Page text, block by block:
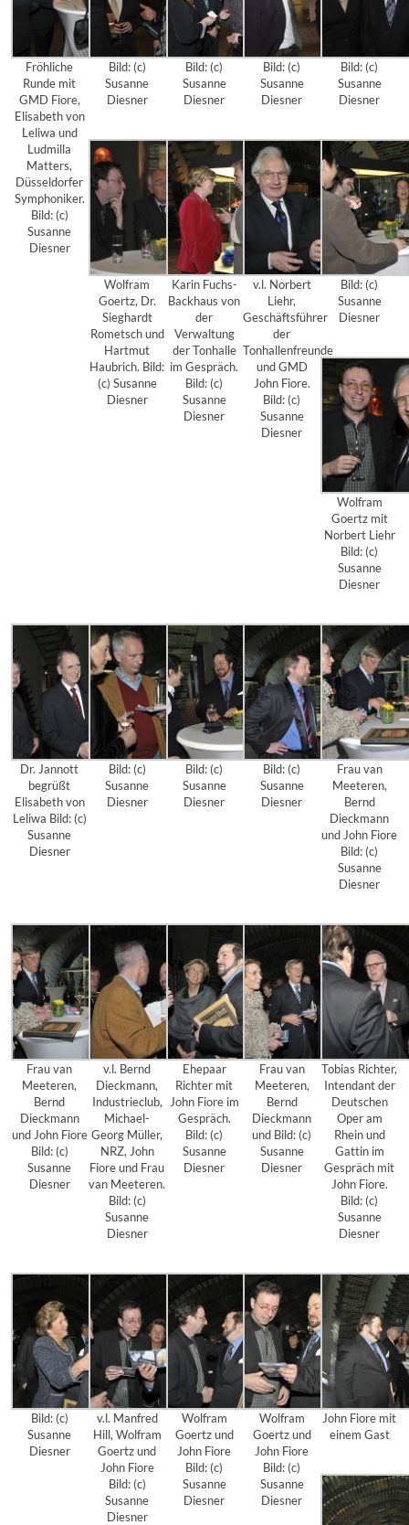
Fröhliche
Runde mit
GMD Fiore,
Elisabeth von
Leliwa und
Ludmilla
Matters,
Düsseldorfer
Symphoniker.
Bild: (c)
Susanne
Diesner
Bild: (c)
Susanne
Diesner
Bild: (c)
Susanne
Diesner
Bild: (c)
Susanne
Diesner
Bild: (c)
Susanne
Diesner
Wolfram
Goertz, Dr.
Sieghardt
Rometsch und
Hartmut
Haubrich. Bild:
(c) Susanne
Diesner
Karin Fuchs-
Backhaus von
der
Verwaltung
der Tonhalle
im Gespräch.
Bild: (c)
Susanne
Diesner
v.l. Norbert
Liehr,
Geschäftsführer
der
Tonhallenfreunde
und GMD
John Fiore.
Bild: (c)
Susanne
Diesner
Bild: (c)
Susanne
Diesner
Wolfram
Goertz mit
Norbert Liehr
Bild: (c)
Susanne
Diesner
Dr. Jannott
begrüßt
Elisabeth von
Leliwa Bild: (c)
Susanne
Diesner
Bild: (c)
Susanne
Diesner
Bild: (c)
Susanne
Diesner
Bild: (c)
Susanne
Diesner
Frau van
Meeteren,
Bernd
Dieckmann
und John Fiore
Bild: (c)
Susanne
Diesner
Frau van
Meeteren,
Bernd
Dieckmann
und John Fiore
Bild: (c)
Susanne
Diesner
v.l. Bernd
Dieckmann,
Industrieclub,
Michael-
Georg Müller,
NRZ, John
Fiore und Frau
van Meeteren.
Bild: (c)
Susanne
Diesner
Ehepaar
Richter mit
John Fiore im
Gespräch.
Bild: (c)
Susanne
Diesner
Frau van
Meeteren,
Bernd
Dieckmann
und Bild: (c)
Susanne
Diesner
Tobias Richter,
Intendant der
Deutschen
Oper am
Rhein und
Gattin im
Gespräch mit
John Fiore.
Bild: (c)
Susanne
Diesner
Bild: (c)
Susanne
Diesner
v.l. Manfred
Hill, Wolfram
Goertz und
John Fiore
Bild: (c)
Susanne
Diesner
Wolfram
Goertz und
John Fiore
Bild: (c)
Susanne
Diesner
Wolfram
Goertz und
John Fiore
Bild: (c)
Susanne
Diesner
John Fiore mit
einem Gast